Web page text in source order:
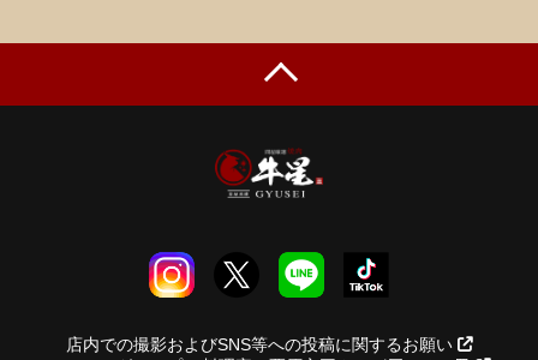
店内での撮影およびSNS等への投稿に関するお願い